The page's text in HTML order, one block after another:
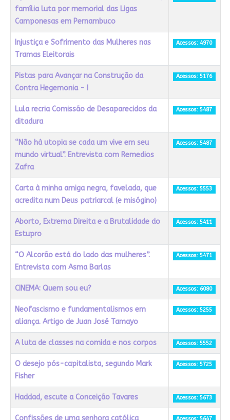
família luta por memorial das Ligas
Camponesas em Pernambuco
Injustiça e Sofrimento das Mulheres nas
Tramas Eleitorais
Acessos: 4970
Pistas para Avançar na Construção da
Contra Hegemonia - I
Acessos: 5176
Lula recria Comissão de Desaparecidos da
ditadura
Acessos: 5487
“Não há utopia se cada um vive em seu
mundo virtual”. Entrevista com Remedios
Zafra
Acessos: 5487
Carta à minha amiga negra, favelada, que
acredita num Deus patriarcal (e misógino)
Acessos: 5553
Aborto, Extrema Direita e a Brutalidade do
Estupro
Acessos: 5411
“O Alcorão está do lado das mulheres”.
Entrevista com Asma Barlas
Acessos: 5471
CINEMA: Quem sou eu? Acessos: 6080
Neofascismo e fundamentalismos em
aliança. Artigo de Juan José Tamayo
Acessos: 5255
A luta de classes na comida e nos corpos Acessos: 5552
O desejo pós-capitalista, segundo Mark
Fisher
Acessos: 5725
Haddad, escute a Conceição Tavares Acessos: 5673